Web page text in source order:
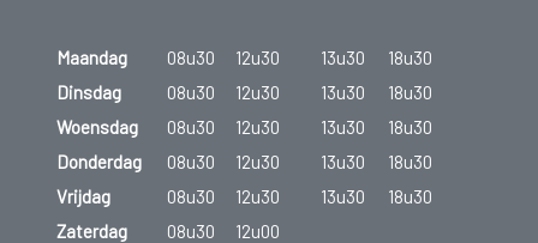
Maandag 08u30 12u30 13u30
18u30
Dinsdag
08u30 12u30 13u30
18u30
Woensdag
08u30 12u30 13u30
18u30
Donderdag
08u30 12u30 13u30
18u30
Vrijdag
08u30 12u30 13u30
18u30
Zaterdag
08u30
12u00